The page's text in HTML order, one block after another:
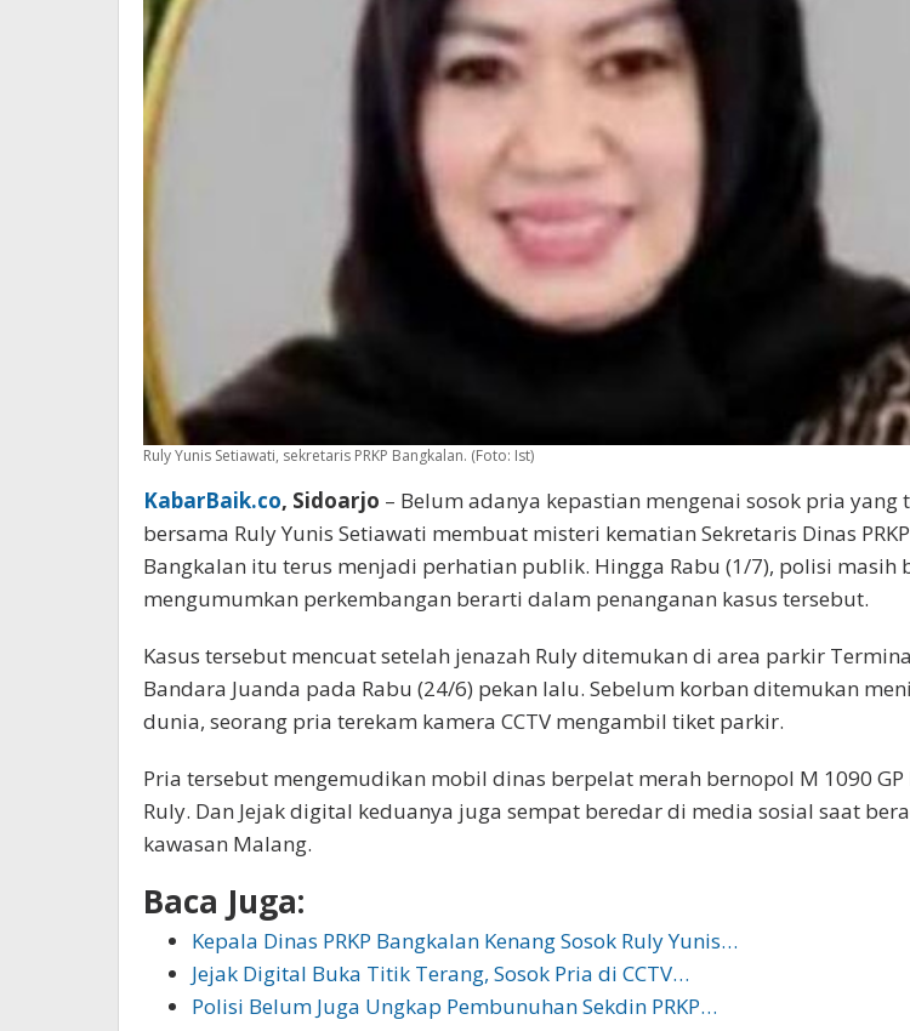
Ruly Yunis Setiawati, sekretaris PRKP Bangkalan. (Foto: Ist)
KabarBaik.co, Sidoarjo – Belum adanya kepastian mengenai sosok pria yang
bersama Ruly Yunis Setiawati membuat misteri kematian Sekretaris Dinas PRKP
Bangkalan itu terus menjadi perhatian publik. Hingga Rabu (1/7), polisi masih
mengumumkan perkembangan berarti dalam penanganan kasus tersebut.
Kasus tersebut mencuat setelah jenazah Ruly ditemukan di area parkir
Bandara Juanda pada Rabu (24/6) pekan lalu. Sebelum korban ditemukan
dunia, seorang pria terekam kamera CCTV mengambil tiket parkir.
Pria tersebut mengemudikan mobil dinas berpelat merah bernopol M 1090 GP
Ruly. Dan Jejak digital keduanya juga sempat beredar di media sosial saat
kawasan Malang.
Baca Juga:
Kepala Dinas PRKP Bangkalan Kenang Sosok Ruly Yunis…
Jejak Digital Buka Titik Terang, Sosok Pria di CCTV…
Polisi Belum Juga Ungkap Pembunuhan Sekdin PRKP…